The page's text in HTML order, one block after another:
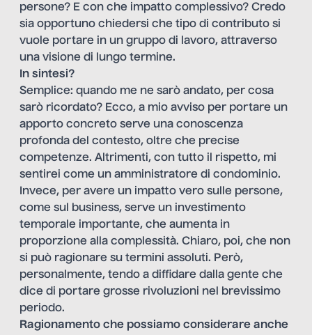
persone? E con che impatto complessivo? Credo
sia opportuno chiedersi che tipo di contributo si
vuole portare in un gruppo di lavoro, attraverso
una visione di lungo termine.
In sintesi?
Semplice: quando me ne sarò andato, per cosa
sarò ricordato? Ecco, a mio avviso per portare un
apporto concreto serve una conoscenza
profonda del contesto, oltre che precise
competenze. Altrimenti, con tutto il rispetto, mi
sentirei come un amministratore di condominio.
Invece, per avere un impatto vero sulle persone,
come sul business, serve un investimento
temporale importante, che aumenta in
proporzione alla complessità. Chiaro, poi, che non
si può ragionare su termini assoluti. Però,
personalmente, tendo a diffidare dalla gente che
dice di portare grosse rivoluzioni nel brevissimo
periodo.
Ragionamento che possiamo considerare anche